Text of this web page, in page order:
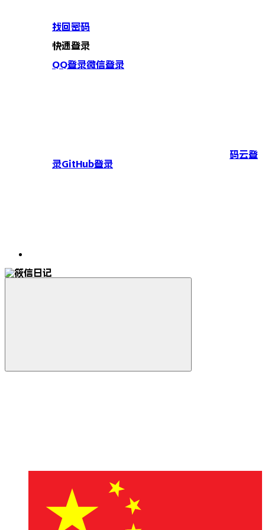
找回密码
快速登录
QQ登录微信登录
码云登
录GitHub登录